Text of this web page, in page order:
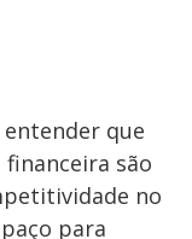
que
são
no
para